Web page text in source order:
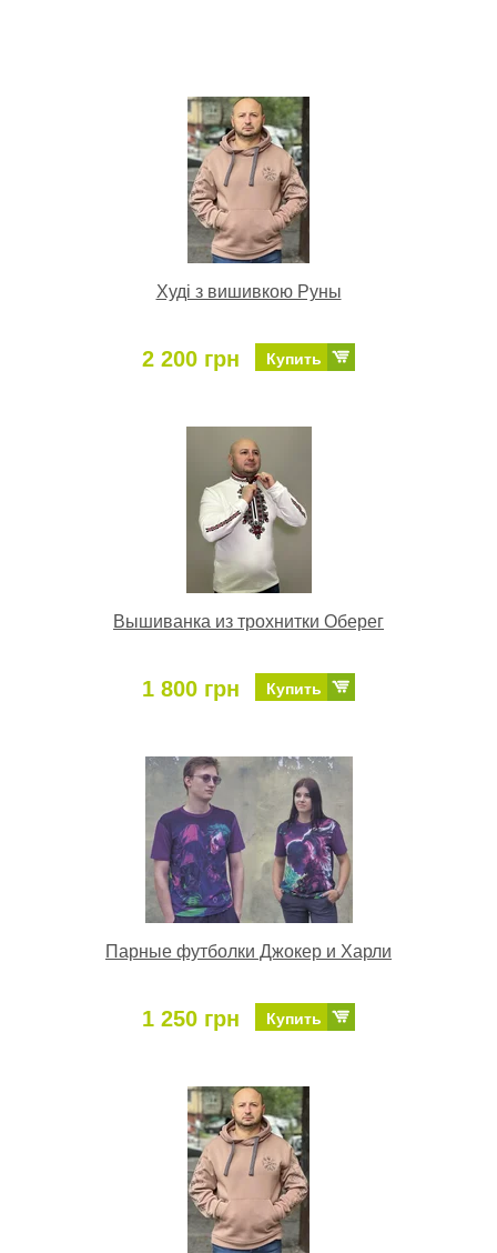
Худі з вишивкою Руны
2 200 грн Купить
Вышиванка из трохнитки Оберег
1 800 грн Купить
Парные футболки Джокер и Харли
1 250 грн Купить